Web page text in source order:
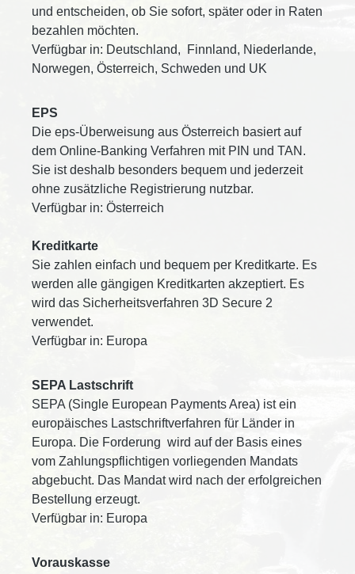
und entscheiden, ob Sie sofort, später oder in Raten
bezahlen möchten.
Verfügbar in: Deutschland, Finnland, Niederlande,
Norwegen, Österreich, Schweden und UK
EPS
Die eps-Überweisung aus Österreich basiert auf
dem Online-Banking Verfahren mit PIN und TAN.
Sie ist deshalb besonders bequem und jederzeit
ohne zusätzliche Registrierung nutzbar.
Verfügbar in: Österreich
Kreditkarte
Sie zahlen einfach und bequem per Kreditkarte. Es
werden alle gängigen Kreditkarten akzeptiert. Es
wird das Sicherheitsverfahren 3D Secure 2
verwendet.
Verfügbar in: Europa
SEPA Lastschrift
SEPA (Single European Payments Area) ist ein
europäisches Lastschriftverfahren für Länder in
Europa. Die Forderung wird auf der Basis eines
vom Zahlungspflichtigen vorliegenden Mandats
abgebucht. Das Mandat wird nach der erfolgreichen
Bestellung erzeugt.
Verfügbar in: Europa
Vorauskasse